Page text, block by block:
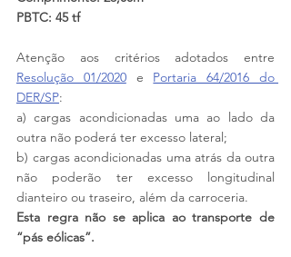
PBTC: 45 tf
Resolução 01/2020 e Portaria 64/2016 do
DER/SP:
a) cargas acondicionadas uma ao lado da
outra não poderá ter excesso lateral;
b) cargas acondicionadas uma atrás da outra
não poderão ter excesso longitudinal
dianteiro ou traseiro, além da carroceria.
Esta regra não se aplica ao transporte de
“pás eólicas”.